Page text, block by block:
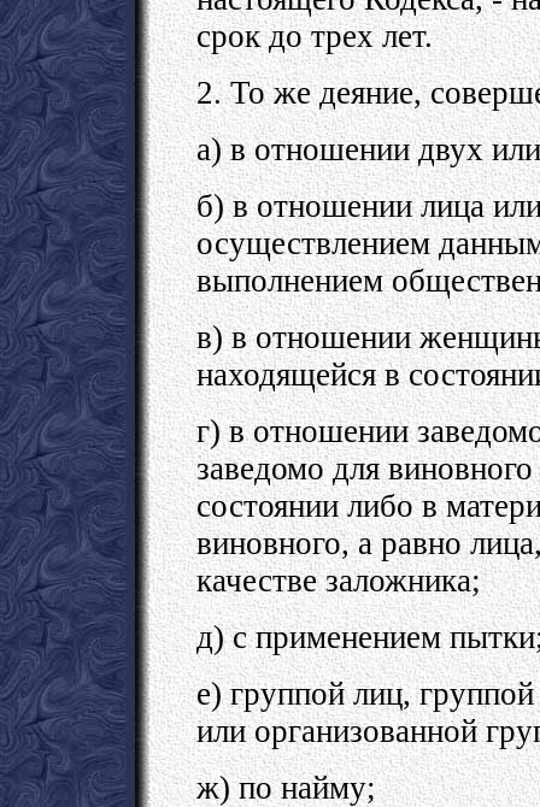
срок до трех лет.
2. То же деяние,
а) в отношении двух
б) в отношении лица
осуществлением
выполнением
в) в отношении
находящейся в
г) в отношении
заведомо для
состоянии либо в
виновного, а равно
качестве заложника;
д) с применением
е) группой лиц,
или организованной
ж) по найму;